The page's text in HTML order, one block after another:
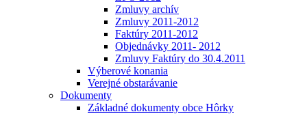
Zmluvy archív
Zmluvy 2011-2012
Faktúry 2011-2012
Objednávky 2011- 2012
Zmluvy Faktúry do 30.4.2011
Výberové konania
Verejné obstarávanie
Dokumenty
Základné dokumenty obce Hôrky